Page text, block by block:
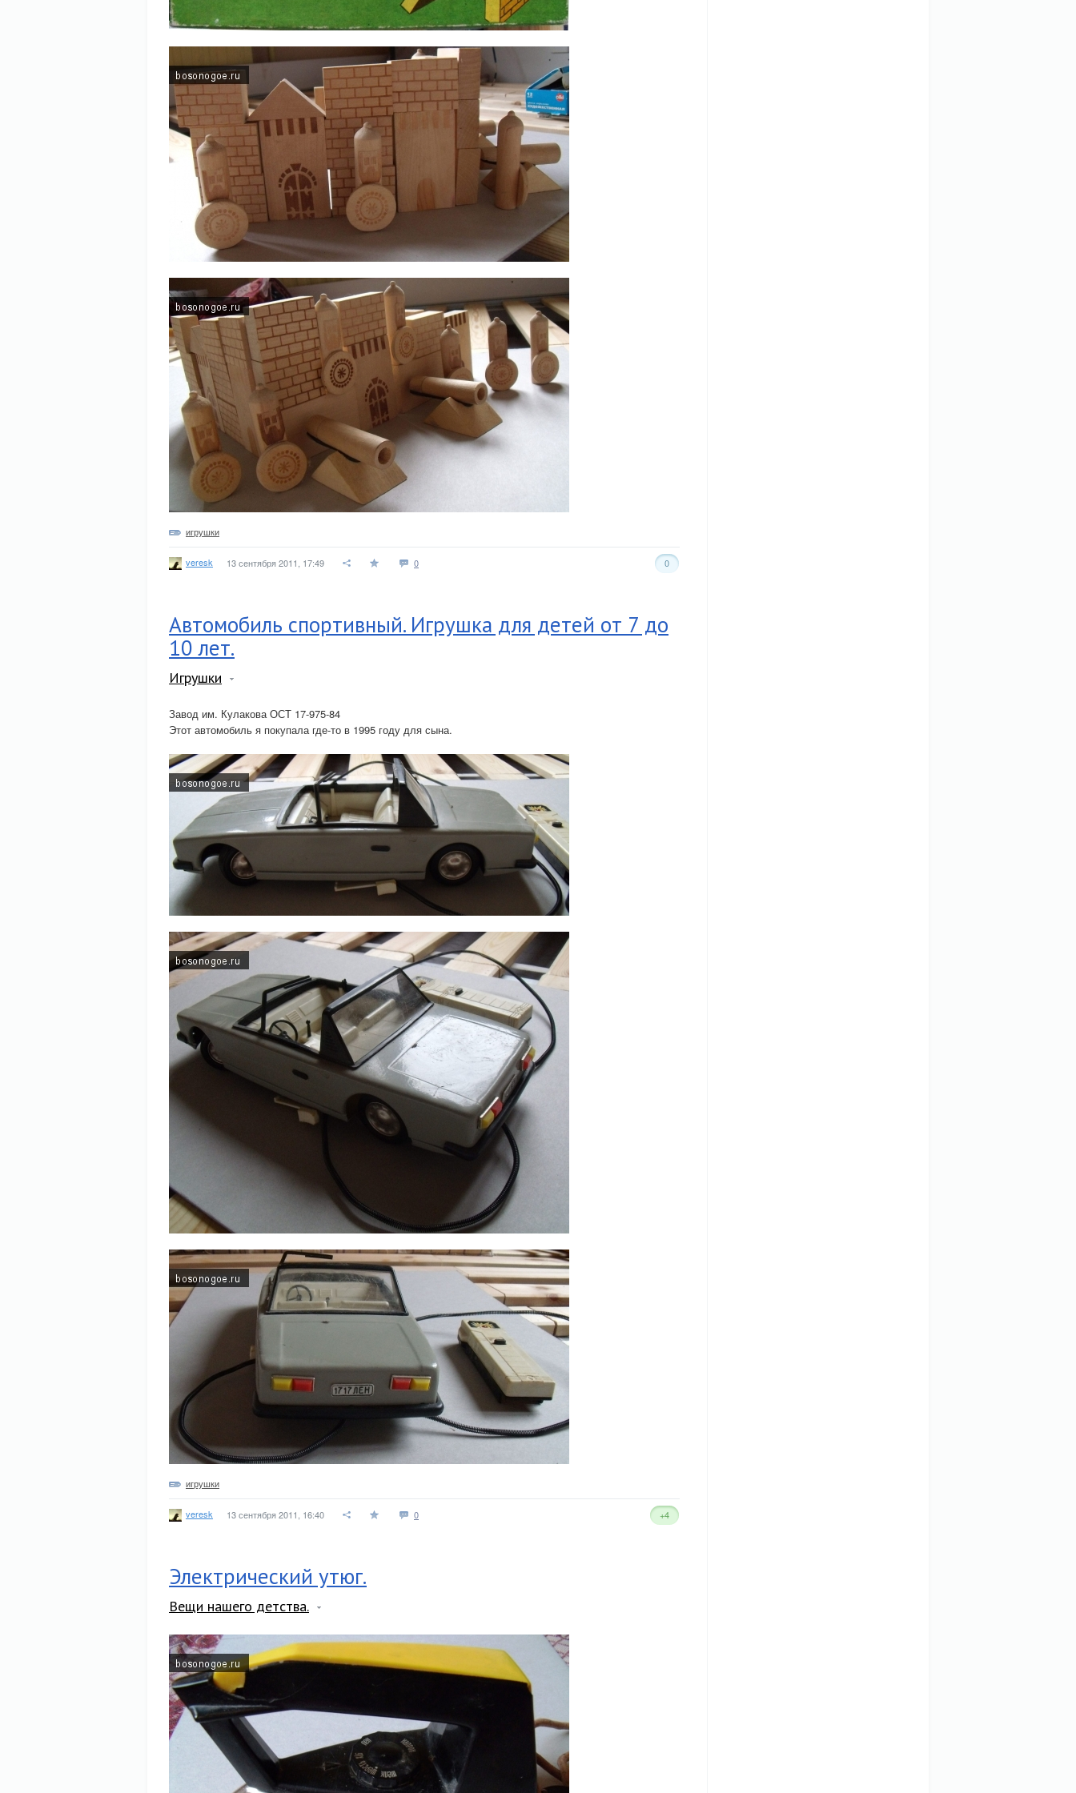
игрушки
veresk 13 сентября 2011, 17:49 0 0
Автомобиль спортивный. Игрушка для детей от 7 до
10 лет.
Игрушки
Завод им. Кулакова ОСТ 17-975-84
Этот автомобиль я покупала где-то в 1995 году для сына.
игрушки
veresk 13 сентября 2011, 16:40 0 +4
Электрический утюг.
Вещи нашего детства.